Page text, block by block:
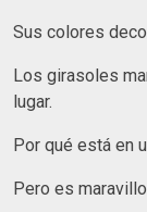
Sus colores
Los girasoles
lugar.
Por qué está en
Pero es